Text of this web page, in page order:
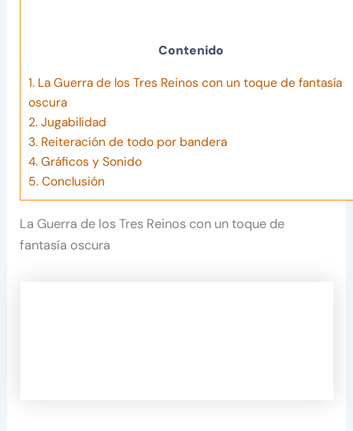
Contenido
1. La Guerra de los Tres Reinos con un toque de fantasía
oscura
2. Jugabilidad
3. Reiteración de todo por bandera
4. Gráficos y Sonido
5. Conclusión
La Guerra de los Tres Reinos con un toque de
fantasía oscura